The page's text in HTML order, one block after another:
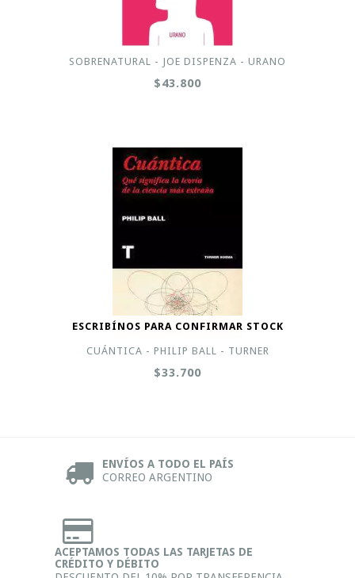
SOBRENATURAL - JOE DISPENZA - URANO
$43.800
ESCRIBÍNOS PARA CONFIRMAR STOCK
CUÁNTICA - PHILIP BALL - TURNER
$33.700
ENVÍOS A TODO EL PAÍS
CORREO ARGENTINO
ACEPTAMOS TODAS LAS TARJETAS DE
CRÉDITO Y DÉBITO